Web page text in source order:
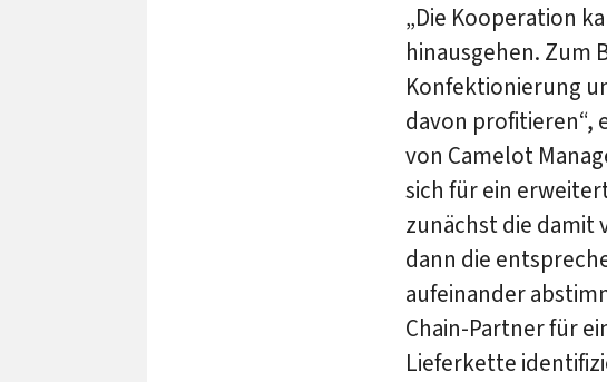
„Die Kooperation
hinausgehen. Zum
Konfektionierung
davon profitieren“,
von Camelot
sich für ein
zunächst die damit
dann die
aufeinander
Chain-Partner für
Lieferkette